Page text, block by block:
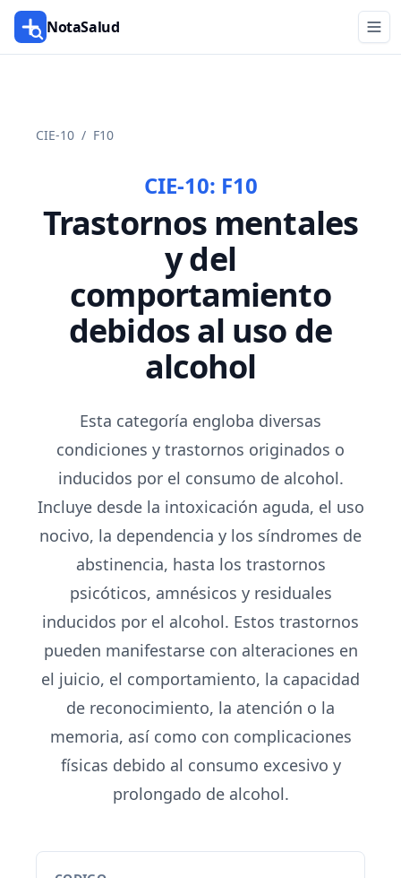
NotaSalud
CIE-10 / F10
CIE-10: F10
Trastornos mentales
y del
comportamiento
debidos al uso de
alcohol
Esta categoría engloba diversas
condiciones y trastornos originados o
inducidos por el consumo de alcohol.
Incluye desde la intoxicación aguda, el uso
nocivo, la dependencia y los síndromes de
abstinencia, hasta los trastornos
psicóticos, amnésicos y residuales
inducidos por el alcohol. Estos trastornos
pueden manifestarse con alteraciones en
el juicio, el comportamiento, la capacidad
de reconocimiento, la atención o la
memoria, así como con complicaciones
físicas debido al consumo excesivo y
prolongado de alcohol.